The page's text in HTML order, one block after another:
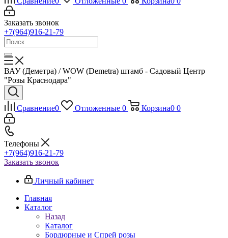
Заказать звонок
+7(964)916-21-79
ВАУ (Деметра) / WOW (Demetra) штамб - Садовый Центр
"Розы Краснодара"
Сравнение0 Отложенные 0 Корзина0 0
Телефоны
+7(964)916-21-79
Заказать звонок
Личный кабинет
Главная
Каталог
Назад
Каталог
Бордюрные и Спрей розы